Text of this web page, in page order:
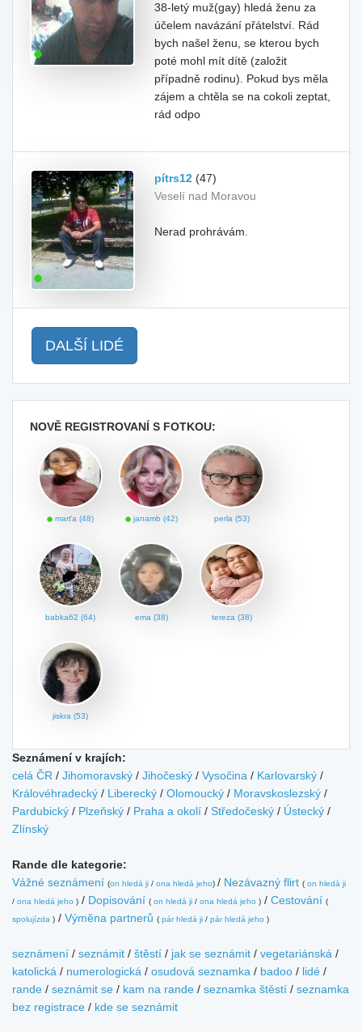
38-letý muž(gay) hledá ženu za
účelem navázání přátelství. Rád
bych našel ženu, se kterou bych
poté mohl mít dítě (založit
případně rodinu). Pokud bys měla
zájem a chtěla se na cokoli zeptat,
rád odpo
pítrs12 (47)
Veselí nad Moravou
Nerad prohrávám.
DALŠÍ LIDÉ
NOVĚ REGISTROVANÍ S FOTKOU:
marťa (48) janamb (42) perla (53)
babka62 (64) ema (38) tereza (38)
jiskra (53)
Seznámení v krajích:
celá ČR / Jihomoravský / Jihočeský / Vysočina / Karlovarský /
Královéhradecký / Liberecký / Olomoucký / Moravskoslezský /
Pardubický / Plzeňský / Praha a okolí / Středočeský / Ústecký /
Zlínský
Rande dle kategorie:
Vážné seznámení (on hledá ji / ona hledá jeho) / Nezávazný flirt ( on hledá ji
/ ona hledá jeho ) / Dopisování ( on hledá ji / ona hledá jeho ) / Cestování (
spolujízda ) / Výměna partnerů ( pár hledá ji / pár hledá jeho )
seznámení / seznámit / štěstí / jak se seznámit / vegetariánská /
katolická / numerologická / osudová seznamka / badoo / lidé /
rande / seznámit se / kam na rande / seznamka štěstí / seznamka
bez registrace / kde se seznámit